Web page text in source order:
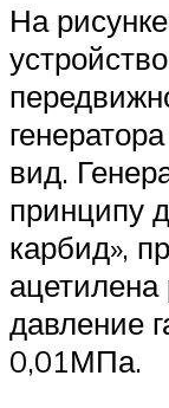
На
вид.
принципу
карбид»,
давление
0,01МПа.